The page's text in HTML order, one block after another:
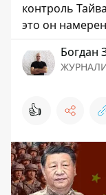
контроль
это он
Богдан
👍